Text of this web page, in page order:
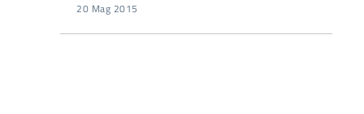
20 Mag 2015